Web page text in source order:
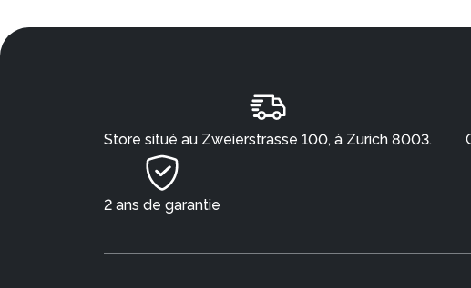
Store situé au Zweierstrasse 100, à Zurich 8003.
2 ans de garantie